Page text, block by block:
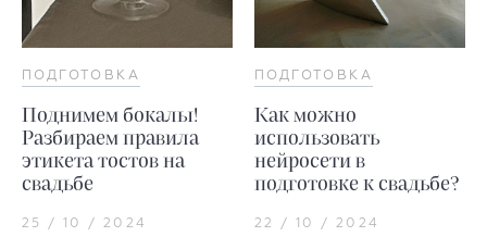
ПОДГОТОВКА
Поднимем бокалы!
Разбираем правила
этикета тостов на
свадьбе
25 / 10 / 2024
ПОДГОТОВКА
Как можно
использовать
нейросети в
подготовке к свадьбе?
22 / 10 / 2024